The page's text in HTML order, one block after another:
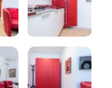
già la tassa di
deve comunque